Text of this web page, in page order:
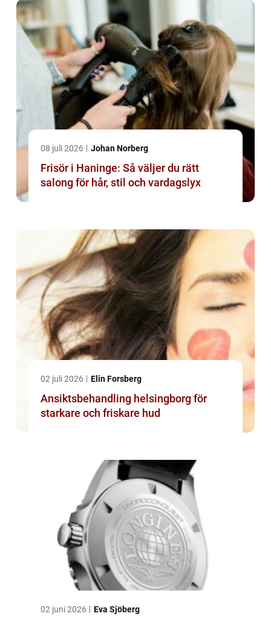
08 juli 2026 Johan Norberg
Frisör i Haninge: Så väljer du rätt
salong för hår, stil och vardagslyx
02 juli 2026 Elin Forsberg
Ansiktsbehandling helsingborg för
starkare och friskare hud
02 juni 2026 Eva Sjöberg